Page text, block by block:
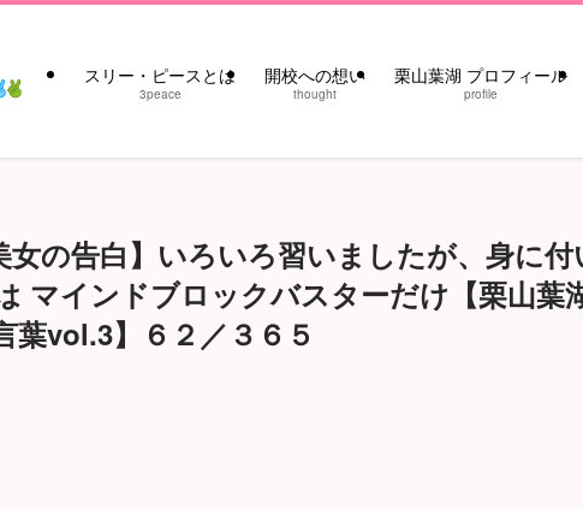
スリー・ピースとは
3peace
開校への想い
thought
栗山葉湖 プロフィール
profile
の告白】いろいろ習いましたが、身に付
マインドブロックバスターだけ【栗山葉
葉vol.3】６２／３６５